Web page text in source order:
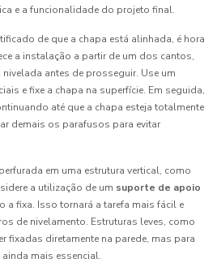
e a funcionalidade do projeto final.
de que a chapa está alinhada, é hora
a instalação a partir de um dos cantos,
antes de prosseguir. Use um
e fixe a chapa na superfície. Em seguida,
até que a chapa esteja totalmente
demais os parafusos para evitar
em uma estrutura vertical, como
a utilização de um suporte de apoio
a fixa. Isso tornará a tarefa mais fácil e
de nivelamento. Estruturas leves, como
fixadas diretamente na parede, mas para
mais essencial.